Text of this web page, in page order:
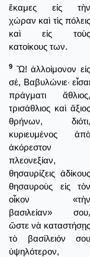
ἔκαμες εἰς τὴν
χώραν καὶ τὶς πόλεις
καὶ εἰς τοὺς
κατοίκους των.
9 Ὤ! ἀλλοίμονον εἰς
σέ, Βαβυλώνιε· εἶσαι
πράγματι ἄθλιος,
τρισάθλιος καὶ ἄξιος
θρήνων, διότι,
κυριευμένος ἀπὸ
ἀκόρεστον
πλεονεξίαν,
θησαυρίζεις ἀδίκους
θησαυροὺς εἰς τὸν
οἶκον «τὴν
βασιλείαν» σου,
ὥστε νὰ καταστήσῃς
τὸ βασίλειόν σου
ὑψηλότερον,